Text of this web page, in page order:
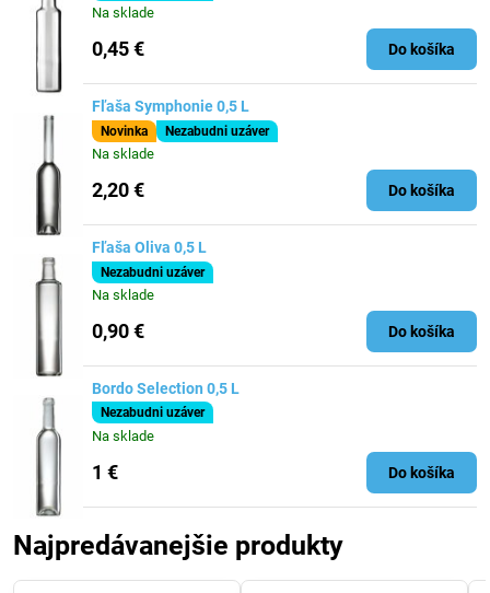
Na sklade
0,45 € Do košíka
Fľaša Symphonie 0,5 L
Novinka Nezabudni uzáver
Na sklade
2,20 € Do košíka
Fľaša Oliva 0,5 L
Nezabudni uzáver
Na sklade
0,90 € Do košíka
Bordo Selection 0,5 L
Nezabudni uzáver
Na sklade
1 € Do košíka
Najpredávanejšie produkty